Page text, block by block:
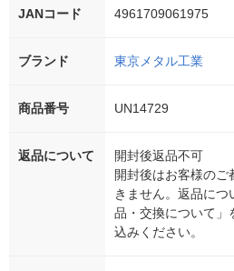
JANコード 4961709061975
ブランド 東京メタル工業
商品番号 UN14729
返品について
開封後返品不可
開封後はお客様の
きません。返品につ
品・交換について」
込みください。